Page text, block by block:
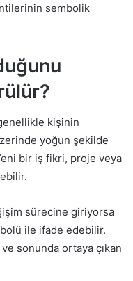
sembolik
kişinin
yoğun şekilde
bir iş fikri, proje veya
sürecine giriyorsa
ile ifade edebilir.
sonunda ortaya çıkan